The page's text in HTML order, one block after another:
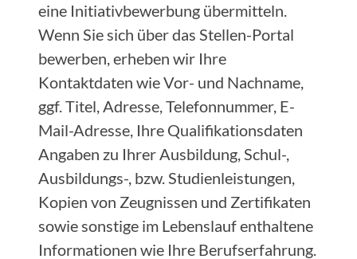
eine Initiativbewerbung übermitteln.
Wenn Sie sich über das Stellen-Portal
bewerben, erheben wir Ihre
Kontaktdaten wie Vor- und Nachname,
ggf. Titel, Adresse, Telefonnummer, E-
Mail-Adresse, Ihre Qualifikationsdaten
Angaben zu Ihrer Ausbildung, Schul-,
Ausbildungs-, bzw. Studienleistungen,
Kopien von Zeugnissen und Zertifikaten
sowie sonstige im Lebenslauf enthaltene
Informationen wie Ihre Berufserfahrung.